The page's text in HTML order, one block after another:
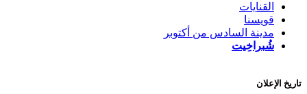
القنايات
قويسنا
مدينة السادس من أكتوبر
شُبراخِيت
تاريخ الإعلان